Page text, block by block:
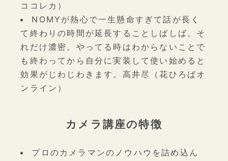
ココレカ）
NOMYが熱心で一生懸命すぎて話が長く
て終わりの時間が延長することしばしば。そ
れだけ濃密。やってる時はわからないことで
も終わってから自分に実装して使い始めると
効果がじわじわきます。高井尽（花ひろばオ
ンライン）
カメラ講座の特徴
プロのカメラマンのノウハウを詰め込ん